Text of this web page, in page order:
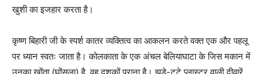
खुशी का इजहार करता है।
कृष्ण बिहारी जी के स्पर्श कातर व्यक्तित्व का आकलन करते वक्त एक और पहलू
पर ध्यान स्वतः जाता है। कोलकाता के एक अंचल बेलियाघाटा के जिस मकान में